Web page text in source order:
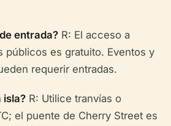
entrada? R: El acceso a
públicos es gratuito. Eventos y
requerir entradas.
isla? R: Utilice tranvías o
el puente de Cherry Street es